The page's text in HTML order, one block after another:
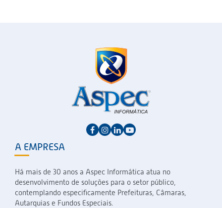
A EMPRESA
Há mais de 30 anos a Aspec Informática atua no
desenvolvimento de soluções para o setor público,
contemplando especificamente Prefeituras, Câmaras,
Autarquias e Fundos Especiais.